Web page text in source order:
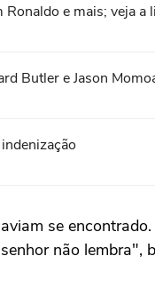
e mais; veja a
Butler e Jason
se
não lembra",